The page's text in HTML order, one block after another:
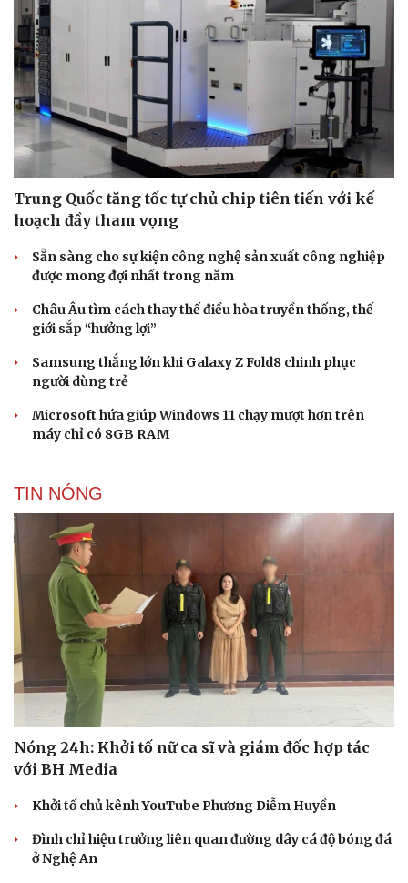
Cải chính
Trung Quốc tăng tốc tự chủ chip tiên tiến với kế
hoạch đầy tham vọng
Sẵn sàng cho sự kiện công nghệ sản xuất công nghiệp
được mong đợi nhất trong năm
Châu Âu tìm cách thay thế điều hòa truyền thống, thế
giới sắp “hưởng lợi”
Samsung thắng lớn khi Galaxy Z Fold8 chinh phục
người dùng trẻ
Microsoft hứa giúp Windows 11 chạy mượt hơn trên
máy chỉ có 8GB RAM
TIN NÓNG
Nóng 24h: Khởi tố nữ ca sĩ và giám đốc hợp tác
với BH Media
Khởi tố chủ kênh YouTube Phương Diễm Huyền
Đình chỉ hiệu trưởng liên quan đường dây cá độ bóng đá
ở Nghệ An